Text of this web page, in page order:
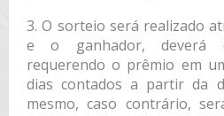
3. O sorteio será realizado
e o ganhador, deverá
requerendo o prêmio em
dias contados a partir da
mesmo, caso contrário,